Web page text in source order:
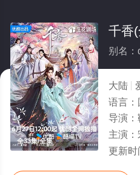
全33集/全集
千香
别名
大陆
语言：
导演：
主演：
更新时